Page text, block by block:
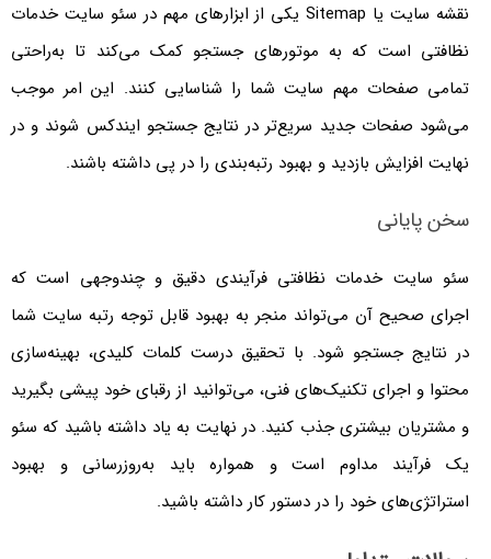
نقشه سایت یا Sitemap یکی از ابزارهای مهم در سئو سایت خدمات
نظافتی است که به موتورهای جستجو کمک می‌کند تا به‌راحتی
تمامی صفحات مهم سایت شما را شناسایی کنند. این امر موجب
می‌شود صفحات جدید سریع‌تر در نتایج جستجو ایندکس شوند و در
نهایت افزایش بازدید و بهبود رتبه‌بندی را در پی داشته باشند.
سخن پایانی
سئو سایت خدمات نظافتی فرآیندی دقیق و چندوجهی است که
اجرای صحیح آن می‌تواند منجر به بهبود قابل توجه رتبه سایت شما
در نتایج جستجو شود. با تحقیق درست کلمات کلیدی، بهینه‌سازی
محتوا و اجرای تکنیک‌های فنی، می‌توانید از رقبای خود پیشی بگیرید
و مشتریان بیشتری جذب کنید. در نهایت به یاد داشته باشید که سئو
یک فرآیند مداوم است و همواره باید به‌روزرسانی و بهبود
استراتژی‌های خود را در دستور کار داشته باشید.